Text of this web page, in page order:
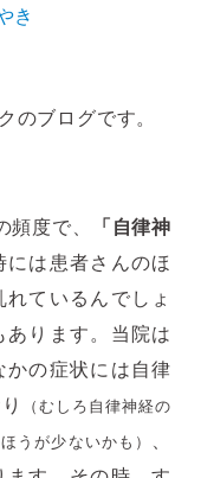
き
のブログです。
度で、
「自律神
は患者さんのほ
ているんでしょ
あります。当院は
かの症状には自律
（むしろ自律神経の
うが少ないかも）
、